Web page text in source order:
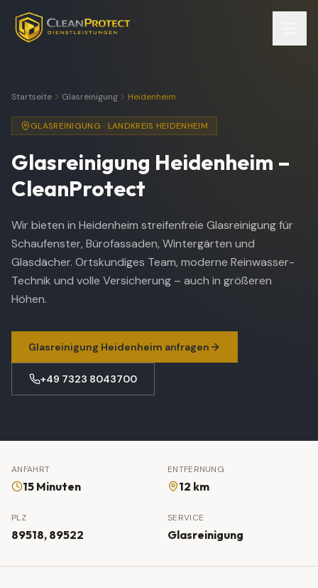
Startseite Glasreinigung Heidenheim
GLASREINIGUNG · LANDKREIS HEIDENHEIM
Glasreinigung Heidenheim –
CleanProtect
Wir bieten in Heidenheim streifenfreie Glasreinigung für
Schaufenster, Bürofassaden, Wintergärten und
Glasdächer. Ortskundiges Team, moderne Reinwasser-
Technik und volle Versicherung – auch in größeren
Höhen.
Glasreinigung Heidenheim anfragen
+49 7323 8043700
ANFAHRT
15 Minuten
ENTFERNUNG
12 km
PLZ
89518, 89522
SERVICE
Glasreinigung